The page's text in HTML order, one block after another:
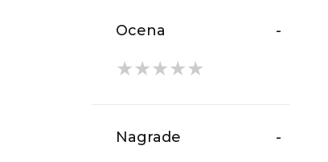
Ocena -
★
★
★
★
★
Nagrade -